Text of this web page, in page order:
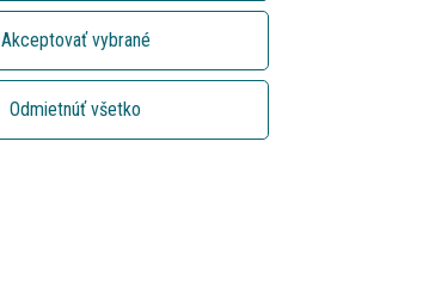
Akceptovať vybrané
Odmietnúť všetko